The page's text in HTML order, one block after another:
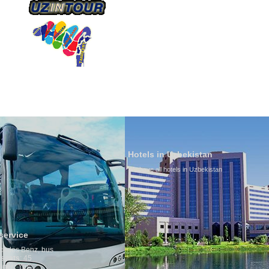
Hotels in Uzbekistan
We have all hotels in Uzbekistan
Culture
By nature
is why
any